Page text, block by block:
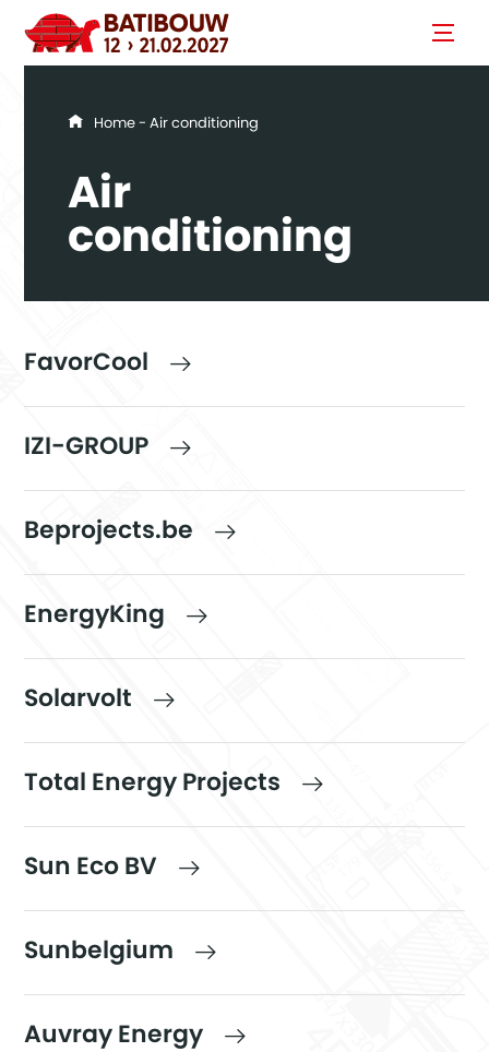
You are here
Home- Air conditioning
Air
conditioning
FavorCool
IZI-GROUP
Beprojects.be
EnergyKing
Solarvolt
Total Energy Projects
Sun Eco BV
Sunbelgium
Auvray Energy